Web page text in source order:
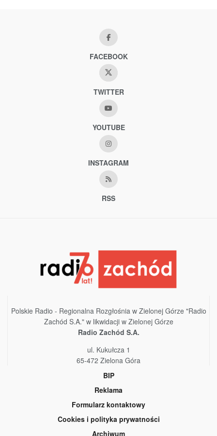
FACEBOOK
TWITTER
YOUTUBE
INSTAGRAM
RSS
Polskie Radio - Regionalna Rozgłośnia w Zielonej Górze "Radio
Zachód S.A." w likwidacji w Zielonej Górze
Radio Zachód S.A.
ul. Kukułcza 1
65-472 Zielona Góra
BIP
Reklama
Formularz kontaktowy
Cookies i polityka prywatności
Archiwum